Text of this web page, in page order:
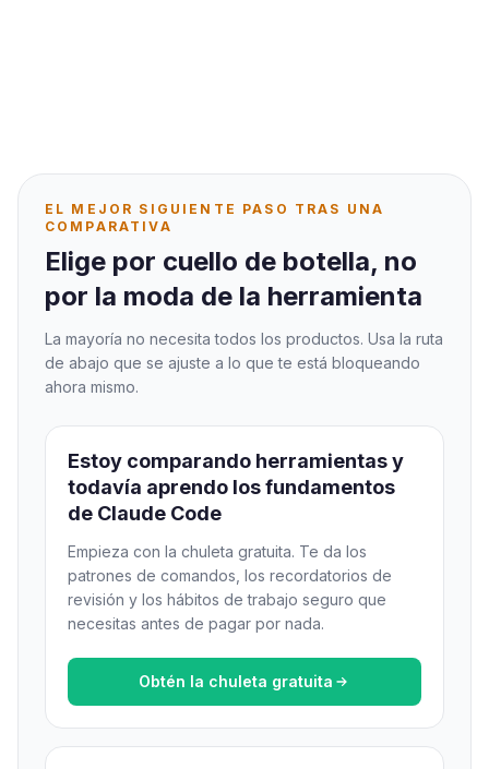
EL MEJOR SIGUIENTE PASO TRAS UNA
COMPARATIVA
Elige por cuello de botella, no
por la moda de la herramienta
La mayoría no necesita todos los productos. Usa la ruta
de abajo que se ajuste a lo que te está bloqueando
ahora mismo.
Estoy comparando herramientas y
todavía aprendo los fundamentos
de Claude Code
Empieza con la chuleta gratuita. Te da los
patrones de comandos, los recordatorios de
revisión y los hábitos de trabajo seguro que
necesitas antes de pagar por nada.
Obtén la chuleta gratuita